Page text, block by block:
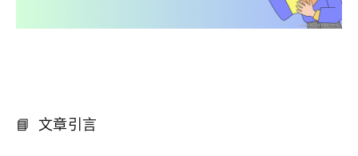
📘 文章引言